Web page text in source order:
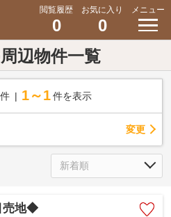
閲覧履歴
0
お気に入り
0
メニュー
辺物件一覧
件 1～1 件を表示
変更
売地◆